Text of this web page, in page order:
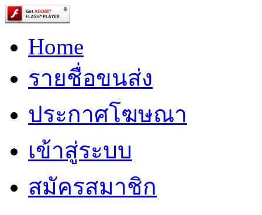
Home
รายชื่อขนส่ง
ประกาศโฆษณา
เข้าสู่ระบบ
สมัครสมาชิก